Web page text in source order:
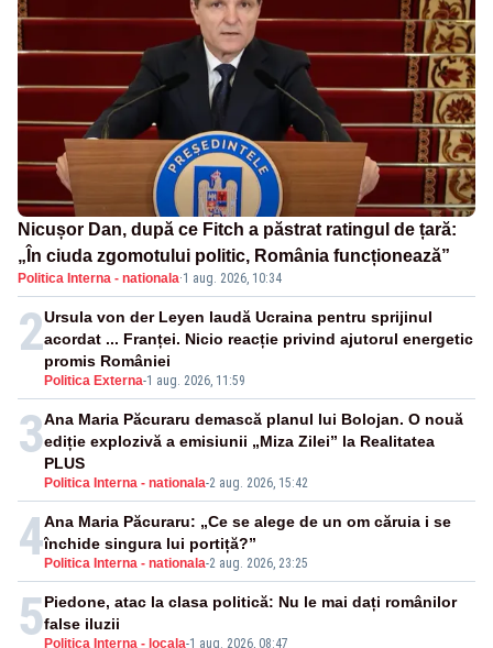
Nicușor Dan, după ce Fitch a păstrat ratingul de țară:
„În ciuda zgomotului politic, România funcționează”
Politica Interna - nationala·1 aug. 2026, 10:34
2
Politica Externa-1 aug. 2026, 11:59
Ursula von der Leyen laudă Ucraina pentru sprijinul
acordat ... Franței. Nicio reacție privind ajutorul energetic
promis României
3
Politica Interna - nationala-2 aug. 2026, 15:42
Ana Maria Păcuraru demască planul lui Bolojan. O nouă
ediție explozivă a emisiunii „Miza Zilei” la Realitatea
PLUS
4 Politica Interna - nationala-2 aug. 2026, 23:25
Ana Maria Păcuraru: „Ce se alege de un om căruia i se
închide singura lui portiță?”
5 Politica Interna - locala-1 aug. 2026, 08:47
Piedone, atac la clasa politică: Nu le mai dați românilor
false iluzii